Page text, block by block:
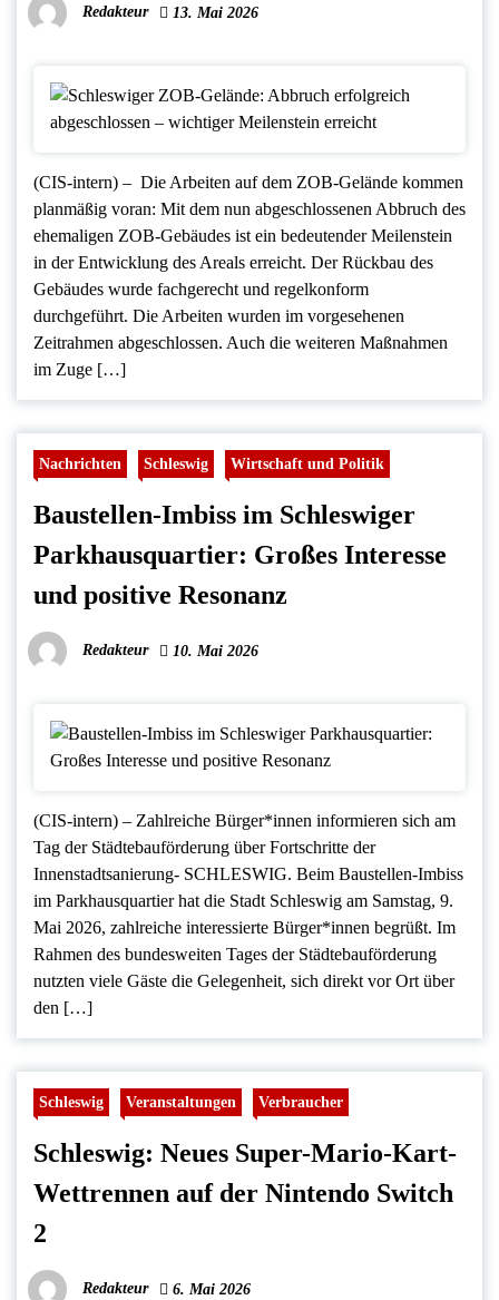
Redakteur 13. Mai 2026
(CIS-intern) – Die Arbeiten auf dem ZOB-Gelände kommen
planmäßig voran: Mit dem nun abgeschlossenen Abbruch des
ehemaligen ZOB-Gebäudes ist ein bedeutender Meilenstein
in der Entwicklung des Areals erreicht. Der Rückbau des
Gebäudes wurde fachgerecht und regelkonform
durchgeführt. Die Arbeiten wurden im vorgesehenen
Zeitrahmen abgeschlossen. Auch die weiteren Maßnahmen
im Zuge […]
Nachrichten Schleswig Wirtschaft und Politik
Baustellen-Imbiss im Schleswiger
Parkhausquartier: Großes Interesse
und positive Resonanz
Redakteur 10. Mai 2026
(CIS-intern) – Zahlreiche Bürger*innen informieren sich am
Tag der Städtebauförderung über Fortschritte der
Innenstadtsanierung- SCHLESWIG. Beim Baustellen-Imbiss
im Parkhausquartier hat die Stadt Schleswig am Samstag, 9.
Mai 2026, zahlreiche interessierte Bürger*innen begrüßt. Im
Rahmen des bundesweiten Tages der Städtebauförderung
nutzten viele Gäste die Gelegenheit, sich direkt vor Ort über
den […]
Schleswig Veranstaltungen Verbraucher
Schleswig: Neues Super-Mario-Kart-
Wettrennen auf der Nintendo Switch
2
Redakteur 6. Mai 2026